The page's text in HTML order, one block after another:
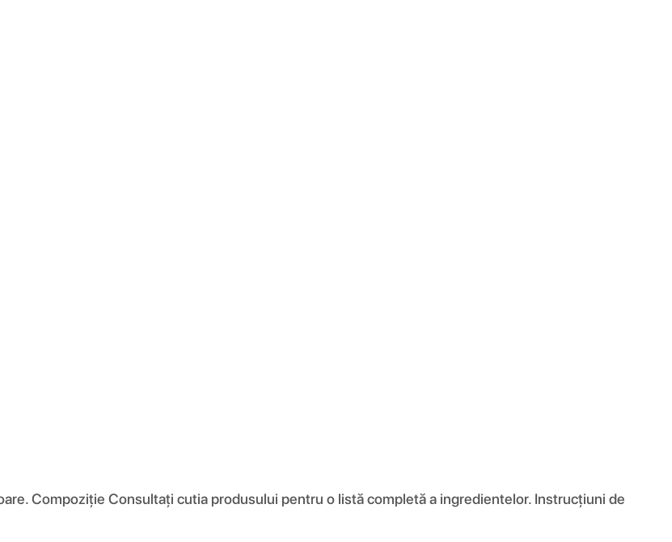
Compoziţie Consultați cutia produsului pentru o listă completă a ingredientelor. Instrucțiuni de